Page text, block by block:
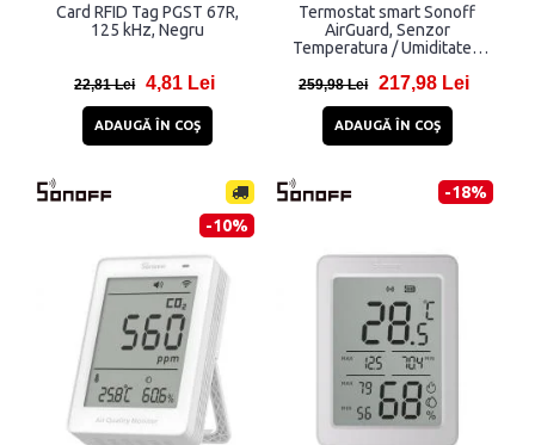
Card RFID Tag PGST 67R,
125 kHz, Negru
22,81 Lei 4,81 Lei
ADAUGĂ ÎN COŞ
Termostat smart Sonoff
AirGuard, Senzor
Temperatura / Umiditate /
Matter, WiFi, USB-C, Alb
259,98 Lei 217,98 Lei
ADAUGĂ ÎN COŞ
-10%
-18%